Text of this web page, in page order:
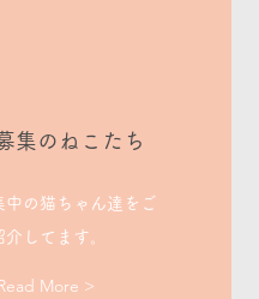
集のねこたち
中の猫ちゃん達をご
介してます。
More >